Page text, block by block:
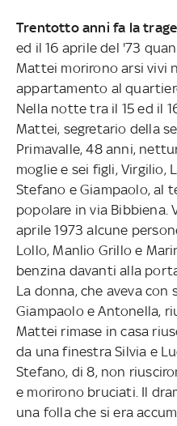
Trentotto anni fa la
ed il 16 aprile del '73
Mattei morirono arsi vivi
appartamento al
Nella notte tra il 15 ed il
Mattei, segretario della
Primavalle, 48 anni,
moglie e sei figli, Virgilio,
Stefano e Giampaolo, al
popolare in via Bibbiena.
aprile 1973 alcune
Lollo, Manlio Grillo e
benzina davanti alla
La donna, che aveva con
Giampaolo e Antonella,
Mattei rimase in casa
da una finestra Silvia e
Stefano, di 8, non
e morirono bruciati. Il
una folla che si era